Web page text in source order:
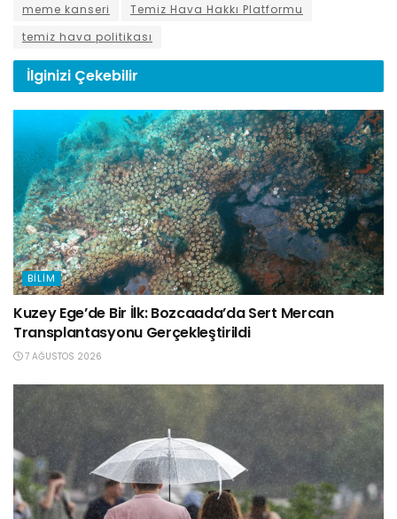
meme kanseri
Temiz Hava Hakkı Platformu
temiz hava politikası
İlginizi Çekebilir
BILIM
Kuzey Ege’de Bir İlk: Bozcaada’da Sert Mercan
Transplantasyonu Gerçekleştirildi
7 AĞUSTOS 2026